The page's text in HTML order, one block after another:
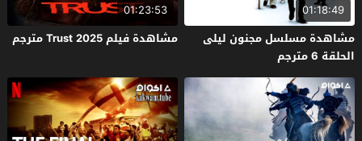
01:18:49
مشاهدة مسلسل مجنون ليلى
الحلقة 6 مترجم
01:23:53
مشاهدة فيلم Trust 2025 مترجم